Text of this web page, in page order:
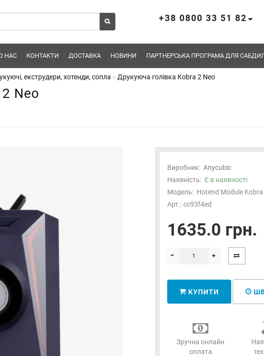
+38 0800 33 51 82
НАС КОНТАКТИ ДОСТАВКА НОВИНИ ПАРТНЕРСЬКА ПРОГРАМА ДЛЯ
екструдери, хотенди, сопла Друкуюча голівка Kobra 2 Neo
Neo
Виробник: Anycubic
Наявність: Є в наявності
Модель: Hotend Module Kobra
Арт.: cc93f4ed
1635.0 грн.
КУПИТИ
Зручна онлайн
оплата